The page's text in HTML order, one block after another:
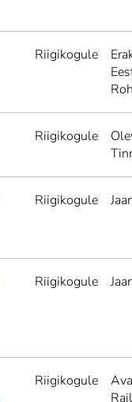
Riigikogule
Riigikogule
Riigikogule
Riigikogule
Riigikogule
Rail